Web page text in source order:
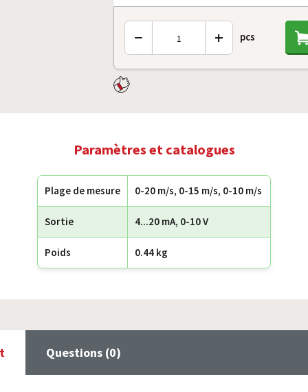
pcs
− +
Paramètres et catalogues
Plage de mesure 0-20 m/s, 0-15 m/s, 0-10 m/s
Sortie 4...20 mA, 0-10 V
Poids 0.44 kg
Questions (0)